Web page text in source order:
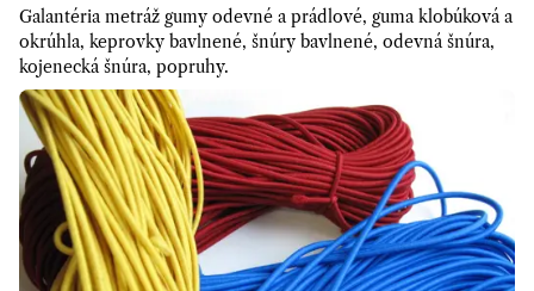
Galantéria metráž gumy odevné a prádlové, guma klobúková a
okrúhla, keprovky bavlnené, šnúry bavlnené, odevná šnúra,
kojenecká šnúra, popruhy.